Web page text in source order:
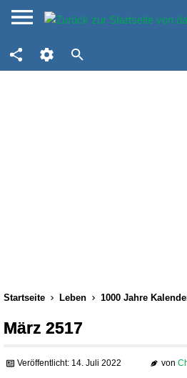
Startseite Leben 1000 Jahre
März 2517
Veröffentlicht: 14. Juli 2022 von